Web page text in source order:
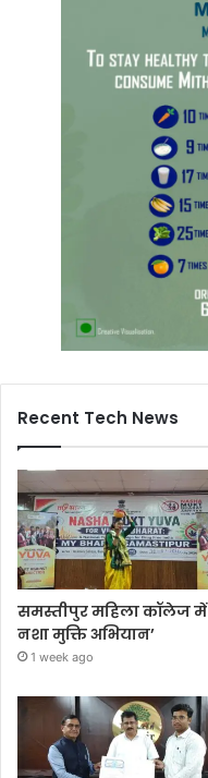
Recent Tech News
समस्तीपुर महिला कॉलेज में
नशा मुक्ति अभियान’
1 week ago